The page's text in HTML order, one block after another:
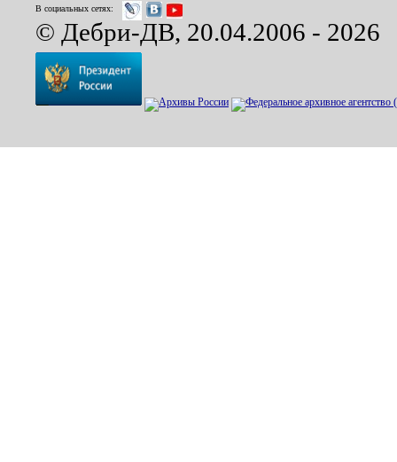
В социальных сетях:
© Дебри-ДВ, 20.04.2006 - 2026